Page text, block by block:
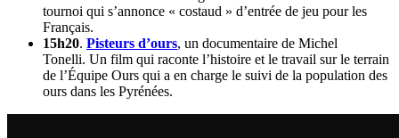
tournoi qui s’annonce « costaud » d’entrée de jeu pour les
Français.
15h20. Pisteurs d’ours, un documentaire de Michel
Tonelli. Un film qui raconte l’histoire et le travail sur le terrain
de l’Équipe Ours qui a en charge le suivi de la population des
ours dans les Pyrénées.